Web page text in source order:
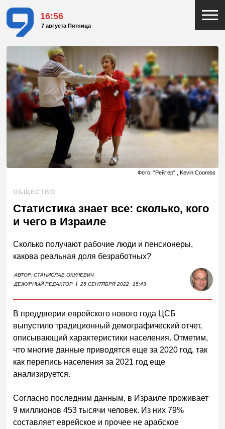
16:56
7 августа Пятница
Фото: "Рейтер" , Kevin Coombs
ОБЩЕСТВО
Статистика знает все: сколько, кого
и чего в Израиле
Сколько получают рабочие люди и пенсионеры,
какова реальная доля безработных?
АВТОР:СТАНИСЛАВ ОКУНЕВИЧ
ДЕЖУРНЫЙ РЕДАКТОР I 25 СЕНТЯБРЯ 2022 15:43
В преддверии еврейского нового года ЦСБ
выпустило традиционный демографический отчет,
описывающий характеристики населения. Отметим,
что многие данные приводятся еще за 2020 год, так
как перепись населения за 2021 год еще
анализируется.
Согласно последним данным, в Израиле проживает
9 миллионов 453 тысячи человек. Из них 79%
составляет еврейское и прочее не арабское